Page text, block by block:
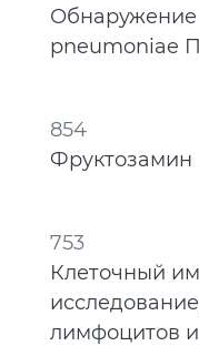
pneumoniae
854
Фруктозамин
753
Клеточный
лимфоцитов